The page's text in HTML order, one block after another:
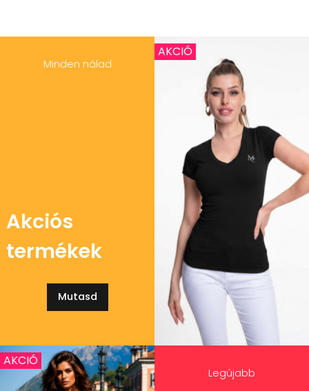
Minden nálad
Akciós
termékek
Mutasd
AKCIÓ
Legújabb
AKCIÓ